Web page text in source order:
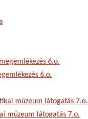
6.o.
múzeum látogatás 7.o.